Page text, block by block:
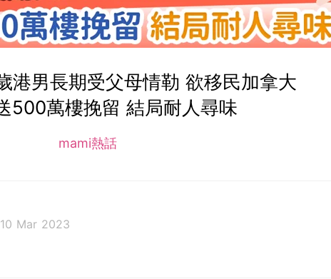
港男長期受父母情勒 欲移民加拿大
500萬樓挽留 結局耐人尋味
mami熱話
Mar 2023